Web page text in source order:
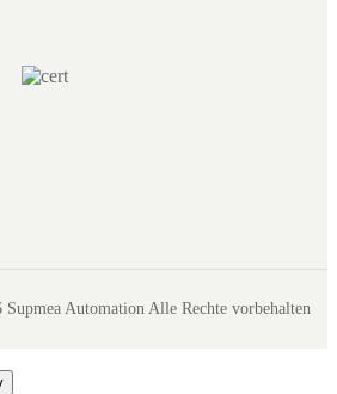
Automation Alle Rechte vorbehalten